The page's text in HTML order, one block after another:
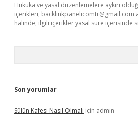
Hukuka ve yasal düzenlemelere aykırı
içerikleri, backlinkpanelicomtr@gmail.com
halinde, ilgili içerikler yasal süre içerisinde
Son yorumlar
Sülün Kafesi Nasıl Olmalı için admin